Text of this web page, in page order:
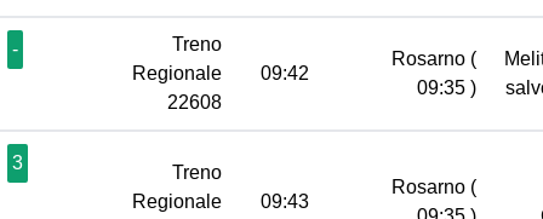
-
Treno
Regionale
22608
09:42
Rosarno (
09:35 )
3
Treno
Regionale
09:43
Rosarno (